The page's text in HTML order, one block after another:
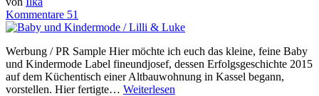
Kommentare 51
Werbung / PR Sample Hier möchte ich euch das kleine, feine Baby
und Kindermode Label fineundjosef, dessen Erfolgsgeschichte 2015
auf dem Küchentisch einer Altbauwohnung in Kassel begann,
vorstellen. Hier fertigte… Weiterlesen